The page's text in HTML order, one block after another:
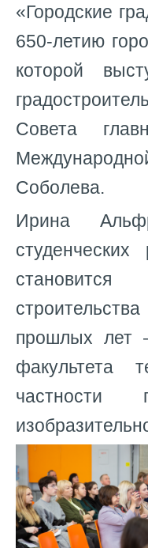
«Городские
650-летию
которой
Совета
Соболева.
Ирина
становится
прошлых лет
факультета